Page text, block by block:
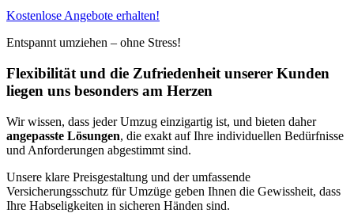
Kostenlose Angebote erhalten!
Entspannt umziehen – ohne Stress!
Flexibilität und die Zufriedenheit unserer Kunden
liegen uns besonders am Herzen
Wir wissen, dass jeder Umzug einzigartig ist, und bieten daher
angepasste Lösungen, die exakt auf Ihre individuellen Bedürfnisse
und Anforderungen abgestimmt sind.
Unsere klare Preisgestaltung und der umfassende
Versicherungsschutz für Umzüge geben Ihnen die Gewissheit, dass
Ihre Habseligkeiten in sicheren Händen sind.